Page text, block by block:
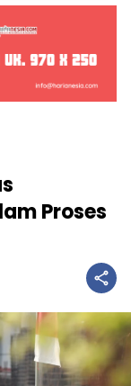
Proses